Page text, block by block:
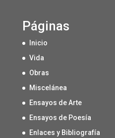
Páginas
Inicio
Vida
Obras
Miscelánea
Ensayos de Arte
Ensayos de Poesía
Enlaces y Bibliografía